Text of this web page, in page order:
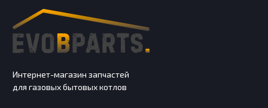
Интернет-магазин запчастей
для газовых бытовых котлов